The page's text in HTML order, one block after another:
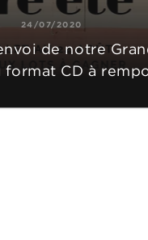
24/07/2020
de notre
format CD à